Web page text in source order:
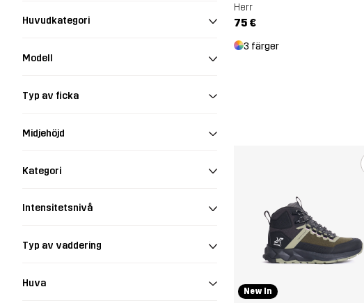
Huvudkategori
Modell
Typ av ficka
Midjehöjd
Kategori
Intensitetsnivå
Typ av vaddering
Huva
Herr
75 €
3 färger
New In